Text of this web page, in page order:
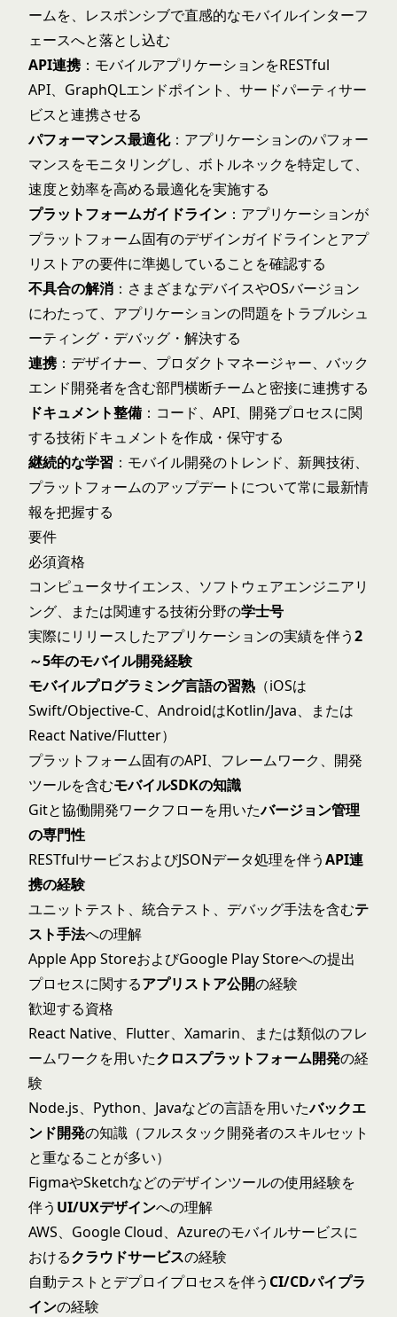
ームを、レスポンシブで直感的なモバイルインターフ
ェースへと落とし込む
API連携 ：モバイルアプリケーションをRESTful
API、GraphQLエンドポイント、サードパーティサー
ビスと連携させる
パフォーマンス最適化：アプリケーションのパフォー
マンスをモニタリングし、ボトルネックを特定して、
速度と効率を高める最適化を実施する
プラットフォームガイドライン ：アプリケーションが
プラットフォーム固有のデザインガイドラインとアプ
リストアの要件に準拠していることを確認する
不具合の解消 ：さまざまなデバイスやOSバージョン
にわたって、アプリケーションの問題をトラブルシュ
ーティング・デバッグ・解決する
連携 ：デザイナー、プロダクトマネージャー、バック
エンド開発者を含む部門横断チームと密接に連携する
ドキュメント整備 ：コード、API、開発プロセスに関
する技術ドキュメントを作成・保守する
継続的な学習 ：モバイル開発のトレンド、新興技術、
プラットフォームのアップデートについて常に最新情
報を把握する
要件
必須資格
コンピュータサイエンス、ソフトウェアエンジニアリ
ング、または関連する技術分野の学士号
実際にリリースしたアプリケーションの実績を伴う2
～5年のモバイル開発経験
モバイルプログラミング言語の習熟 （iOSは
Swift/Objective-C、AndroidはKotlin/Java、または
React Native/Flutter）
プラットフォーム固有のAPI、フレームワーク、開発
ツールを含むモバイルSDKの知識
Gitと協働開発ワークフローを用いたバージョン管理
の専門性
RESTfulサービスおよびJSONデータ処理を伴うAPI連
携の経験
ユニットテスト、統合テスト、デバッグ手法を含むテ
スト手法への理解
Apple App StoreおよびGoogle Play Storeへの提出
プロセスに関するアプリストア公開の経験
歓迎する資格
React Native、Flutter、Xamarin、または類似のフレ
ームワークを用いたクロスプラットフォーム開発の経
験
Node.js、Python、Javaなどの言語を用いたバックエ
ンド開発の知識（フルスタック開発者のスキルセット
と重なることが多い）
FigmaやSketchなどのデザインツールの使用経験を
伴う UI/UXデザインへの理解
AWS、Google Cloud、Azureのモバイルサービスに
おけるクラウドサービスの経験
自動テストとデプロイプロセスを伴う CI/CDパイプラ
インの経験